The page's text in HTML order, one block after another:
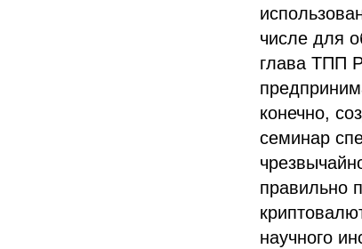
числе для
глава ТПП
конечно,
семинар
правильно
научного